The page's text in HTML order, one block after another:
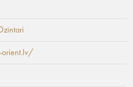
orient.lv/